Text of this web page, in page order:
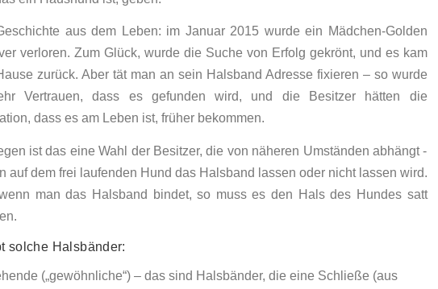
aus dem Leben: im Januar 2015 wurde ein Mädchen-Golden
verloren. Zum Glück, wurde die Suche von Erfolg gekrönt, und es kam
zurück. Aber tät man an sein Halsband Adresse fixieren – so wurde
Vertrauen, dass es gefunden wird, und die Besitzer hätten die
dass es am Leben ist, früher bekommen.
ist das eine Wahl der Besitzer, die von näheren Umständen abhängt -
auf dem frei laufenden Hund das Halsband lassen oder nicht lassen wird.
man das Halsband bindet, so muss es den Hals des Hundes satt
solche Halsbänder:
(„gewöhnliche“) – das sind Halsbänder, die eine Schließe (aus